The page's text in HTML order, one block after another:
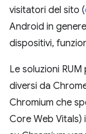
visitatori del sito (
Android in
dispositivi,
Le soluzioni
diversi da
Chromium che
Core Web